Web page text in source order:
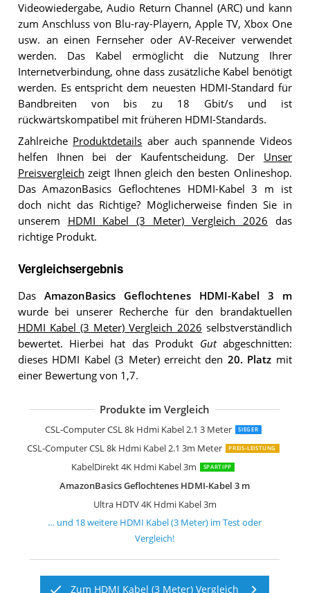
Videowiedergabe, Audio Return Channel (ARC) und kann
zum Anschluss von Blu-ray-Playern, Apple TV, Xbox One
usw. an einen Fernseher oder AV-Receiver verwendet
werden. Das Kabel ermöglicht die Nutzung Ihrer
Internetverbindung, ohne dass zusätzliche Kabel benötigt
werden. Es entspricht dem neuesten HDMI-Standard für
Bandbreiten von bis zu 18 Gbit/s und ist
rückwärtskompatibel mit früheren HDMI-Standards.
Zahlreiche Produktdetails aber auch spannende Videos
helfen Ihnen bei der Kaufentscheidung. Der Unser
Preisvergleich zeigt Ihnen gleich den besten Onlineshop.
Das AmazonBasics Geflochtenes HDMI-Kabel 3 m ist
doch nicht das Richtige? Möglicherweise finden Sie in
unserem HDMI Kabel (3 Meter) Vergleich 2026 das
richtige Produkt.
Vergleichsergebnis
Das AmazonBasics Geflochtenes HDMI-Kabel 3 m
wurde bei unserer Recherche für den brandaktuellen
HDMI Kabel (3 Meter) Vergleich 2026 selbstverständlich
bewertet. Hierbei hat das Produkt Gutabgeschnitten:
dieses HDMI Kabel (3 Meter) erreicht den 20. Platz mit
einer Bewertung von 1,7.
Produkte im Vergleich
CSL-Computer CSL 8k Hdmi Kabel 2.1 3 Meter SIEGER
CSL-Computer CSL 8k Hdmi Kabel 2.1 3m Meter PREIS-LEISTUNG
KabelDirekt 4K Hdmi Kabel 3m SPARTIPP
AmazonBasics Geflochtenes HDMI-Kabel 3 m
Ultra HDTV 4K Hdmi Kabel 3m
KabelDirekt 8K 4K Hdmi Kabel HDMI
KabelDirekt 4K Hdmi Kabel 3m Pro
8K Hdmi Kabel 2.1
3m 8K Hdmi Kabel 2.1
UGREEN 8k Hdmi Kabel 2.1
Ultra HD 4k@60Hz Hdmi Kabel 1.4a /
Toptrend 4K Hdmi Kabel 3,63m
ConnBull 8K 4K Hdmi 120Hz Kabel
deleyCON 3m Hdmi Kabel Hdmi 2.0
IBRA Hdmi Kabel 2.0/1.4a 3m
Syncwire Hdmi Kabel SW-HD075 3m
3M 8K Hdmi Kable 2.1-8K@60Hz
Hama High Speed HDMI-Kabel 3m
Hama HDMI-Kabel 3m
… und 18weitere HDMI Kabel (3 Meter) im Test oder
Vergleich!
Zum HDMI Kabel (3 Meter) Vergleich